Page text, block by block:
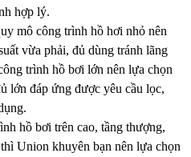
hợp lý.
mô công trình hồ hơi nhỏ nên
vừa phải, đủ dùng tránh lãng
trình hồ bơi lớn nên lựa chọn
lớn đáp ứng được yêu cầu lọc,
hồ bơi trên cao, tầng thượng,
Union khuyên bạn nên lựa chọn